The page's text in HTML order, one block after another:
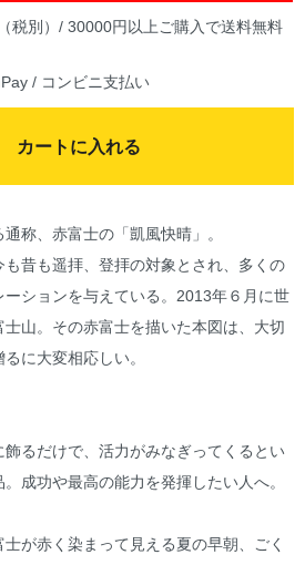
税別）/ 30000円以上ご購入で送料無料
/ コンビニ支払い
カートに入れる
称、赤富士の「凱風快晴」。
昔も遥拝、登拝の対象とされ、多くの
ーションを与えている。2013年６月に世
山。その赤富士を描いた本図は、大切
に大変相応しい。
飾るだけで、活力がみなぎってくるとい
成功や最高の能力を発揮したい人へ。
が赤く染まって見える夏の早朝、ごく